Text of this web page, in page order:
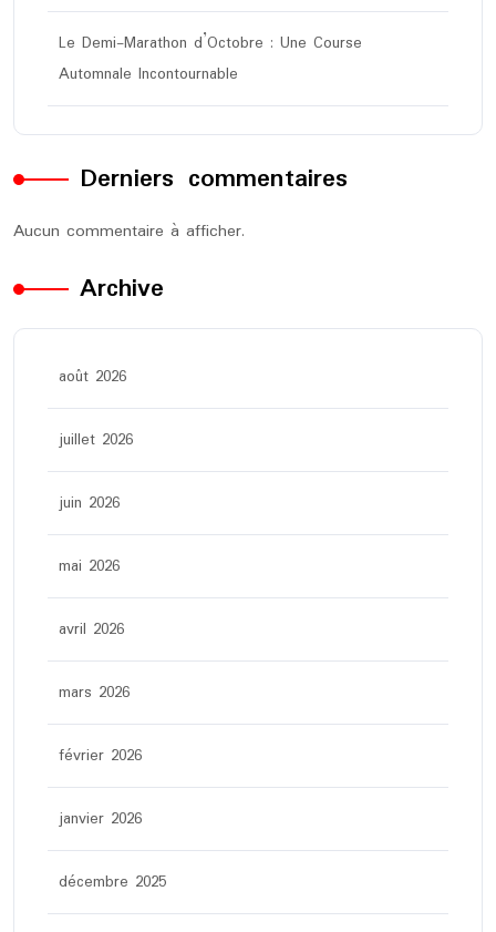
Le Demi-Marathon d’Octobre : Une Course
Automnale Incontournable
Derniers commentaires
Aucun commentaire à afficher.
Archive
août 2026
juillet 2026
juin 2026
mai 2026
avril 2026
mars 2026
février 2026
janvier 2026
décembre 2025